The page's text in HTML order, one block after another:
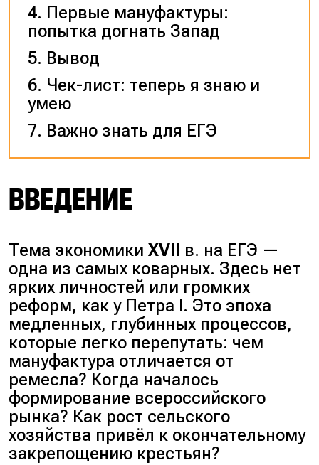
Первые мануфактуры:
попытка догнать Запад
Вывод
Чек-лист: теперь я знаю и
умею
Важно знать для ЕГЭ
ВВЕДЕНИЕ
Тема экономикиXVII в. на ЕГЭ —
одна из самых коварных. Здесь нет
ярких личностей или громких
реформ, как у Петра I. Это эпоха
медленных, глубинных процессов,
которые легко перепутать: чем
мануфактура отличается от
ремесла? Когда началось
формирование всероссийского
рынка? Как рост сельского
хозяйства привёл к окончательному
закрепощению крестьян?